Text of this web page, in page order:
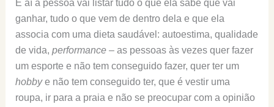
E aí a pessoa vai listar tudo o que ela sabe que vai
ganhar, tudo o que vem de dentro dela e que ela
associa com uma dieta saudável: autoestima, qualidade
de vida, performance – as pessoas às vezes quer fazer
um esporte e não tem conseguido fazer, quer ter um
hobbye não tem conseguido ter, que é vestir uma
roupa, ir para a praia e não se preocupar com a opinião